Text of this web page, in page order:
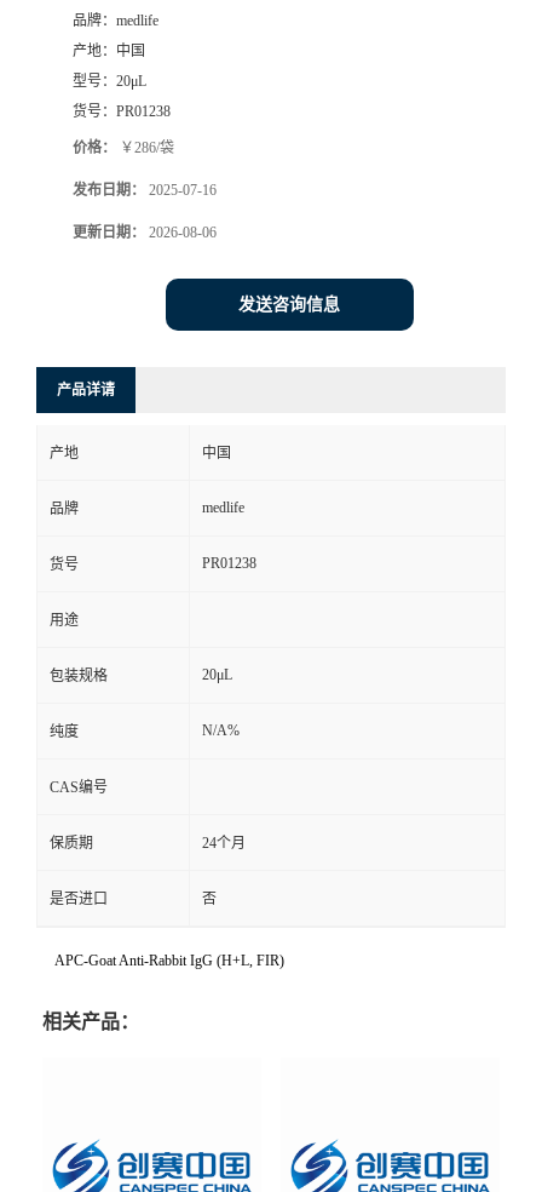
品牌： medlife
产地： 中国
型号： 20μL
货号： PR01238
价格： ￥286/袋
发布日期： 2025-07-16
更新日期： 2026-08-06
发送咨询信息
产品详请
产地 中国
品牌 medlife
货号 PR01238
用途
包装规格 20μL
纯度 N/A%
CAS编号
保质期 24个月
是否进口 否
APC-Goat Anti-Rabbit IgG (H+L, FIR)
相关产品：